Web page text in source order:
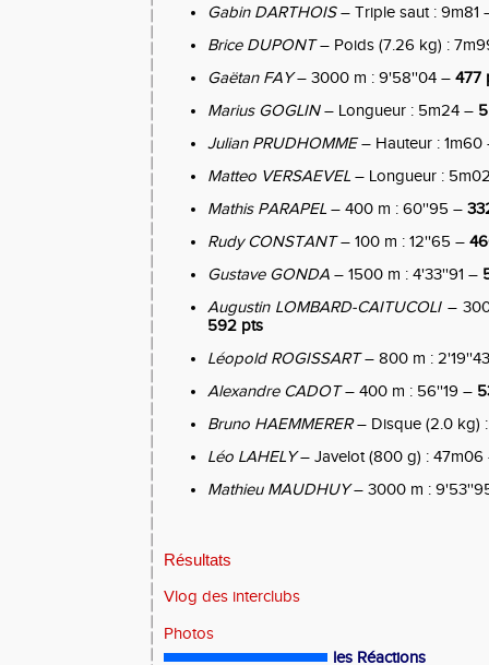
Gabin DARTHOIS– Triple saut : 9m81
Brice DUPONT– Poids (7.26 kg) :
Gaëtan FAY– 3000 m : 9'58''04 – 477
Marius GOGLIN– Longueur : 5m24 –
Julian PRUDHOMME– Hauteur :
Matteo VERSAEVEL – Longueur :
Mathis PARAPEL – 400 m : 60''95 –
Rudy CONSTANT– 100 m : 12''65 –
Gustave GONDA – 1500 m : 4'33''91 –
Augustin LOMBARD-CAITUCOLI–
592 pts
Léopold ROGISSART– 800 m :
Alexandre CADOT– 400 m : 56''19 –
Bruno HAEMMERER– Disque (2.0 kg)
Léo LAHELY– Javelot (800 g) :
Mathieu MAUDHUY– 3000 m :
Résultats
Vlog des interclubs
Photos
les Réactions